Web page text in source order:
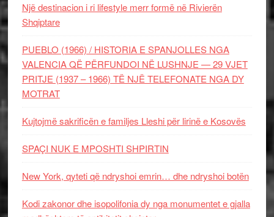
Një destinacion i ri lifestyle merr formë në Rivierën
Shqiptare
PUEBLO (1966) / HISTORIA E SPANJOLLES NGA
VALENCIA QË PËRFUNDOI NË LUSHNJE — 29 VJET
PRITJE (1937 – 1966) TË NJË TELEFONATE NGA DY
MOTRAT
Kujtojmë sakrificën e familjes Lleshi për lirinë e Kosovës
SPAÇI NUK E MPOSHTI SHPIRTIN
New York, qyteti që ndryshoi emrin… dhe ndryshoi botën
Kodi zakonor dhe isopolifonia dy nga monumentet e gjalla